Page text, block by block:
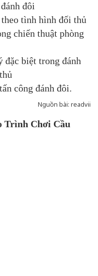
đôi
tình hình đối thủ
chiến thuật phòng
đặc biệt trong đánh
công đánh đôi.
Nguồn bài: readvii
Trình Chơi Cầu